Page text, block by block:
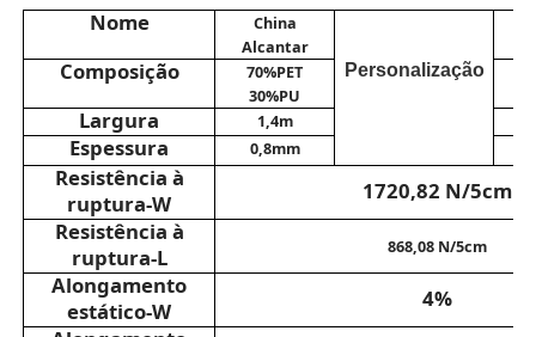
Sapatos Material Couro
Luvas Couro
couro da bola
Nome
China
Alcantar
Personalização
Composição
70%PET
30%PU
Largura 1,4m
Espessura
0,8mm
Resistência à
ruptura-W
1720,82 N/5cm
Resistência à
ruptura-L
868,08 N/5cm
Alongamento
estático-W
4%